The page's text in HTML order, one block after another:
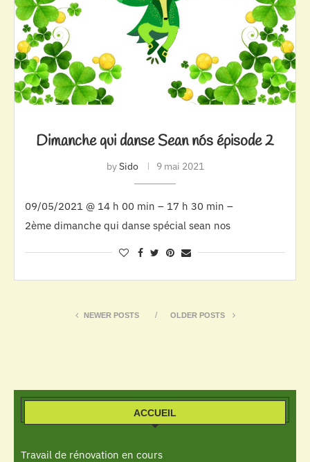
Dimanche qui danse Sean nós épisode 2
bySido 9 mai 2021
09/05/2021 @ 14 h 00 min – 17 h 30 min –
2ème dimanche qui danse spécial sean nos
NEWER POSTS OLDER POSTS
ACCUEIL
Travail de rénovation en cours